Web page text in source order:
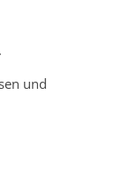
und